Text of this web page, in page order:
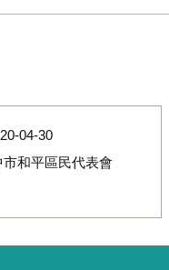
04-30
市和平區民代表會